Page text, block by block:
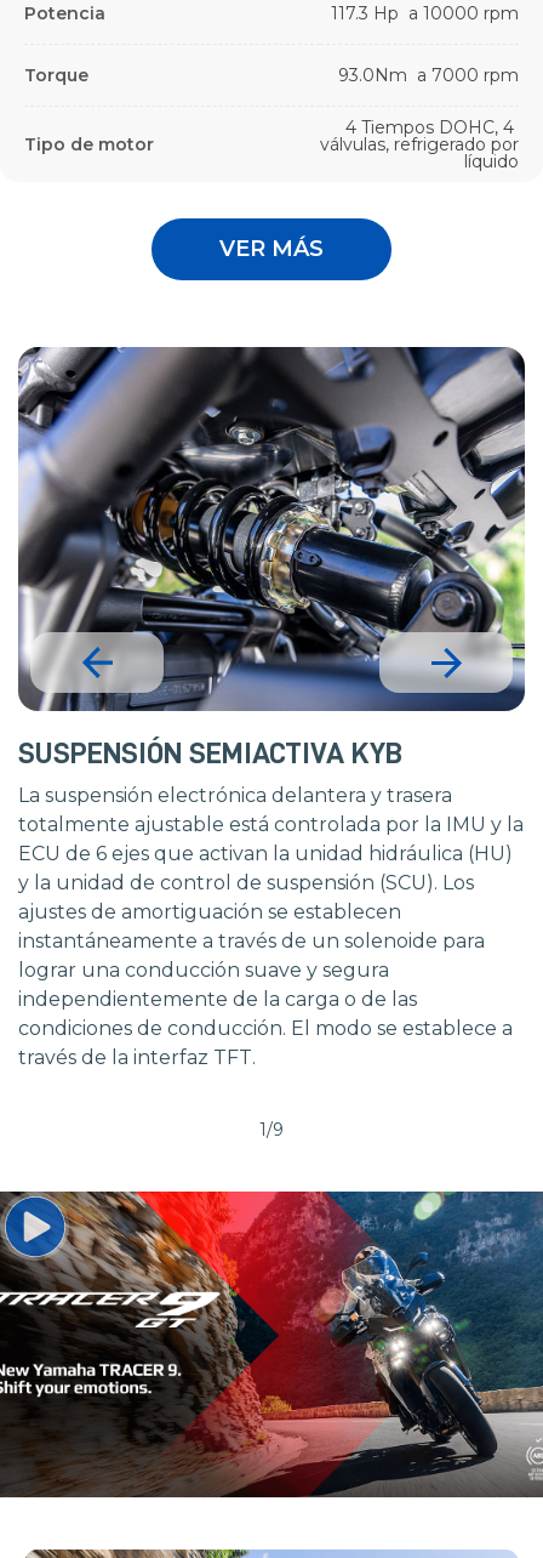
Potencia 117.3 Hp a 10000 rpm
Torque 93.0Nm a 7000 rpm
Tipo de motor
4 Tiempos DOHC, 4
válvulas, refrigerado por
líquido
VER MÁS
SUSPENSIÓN SEMIACTIVA KYB
La suspensión electrónica delantera y trasera
totalmente ajustable está controlada por la IMU y la
ECU de 6 ejes que activan la unidad hidráulica (HU)
y la unidad de control de suspensión (SCU). Los
ajustes de amortiguación se establecen
instantáneamente a través de un solenoide para
lograr una conducción suave y segura
independientemente de la carga o de las
condiciones de conducción. El modo se establece a
través de la interfaz TFT.
1/9